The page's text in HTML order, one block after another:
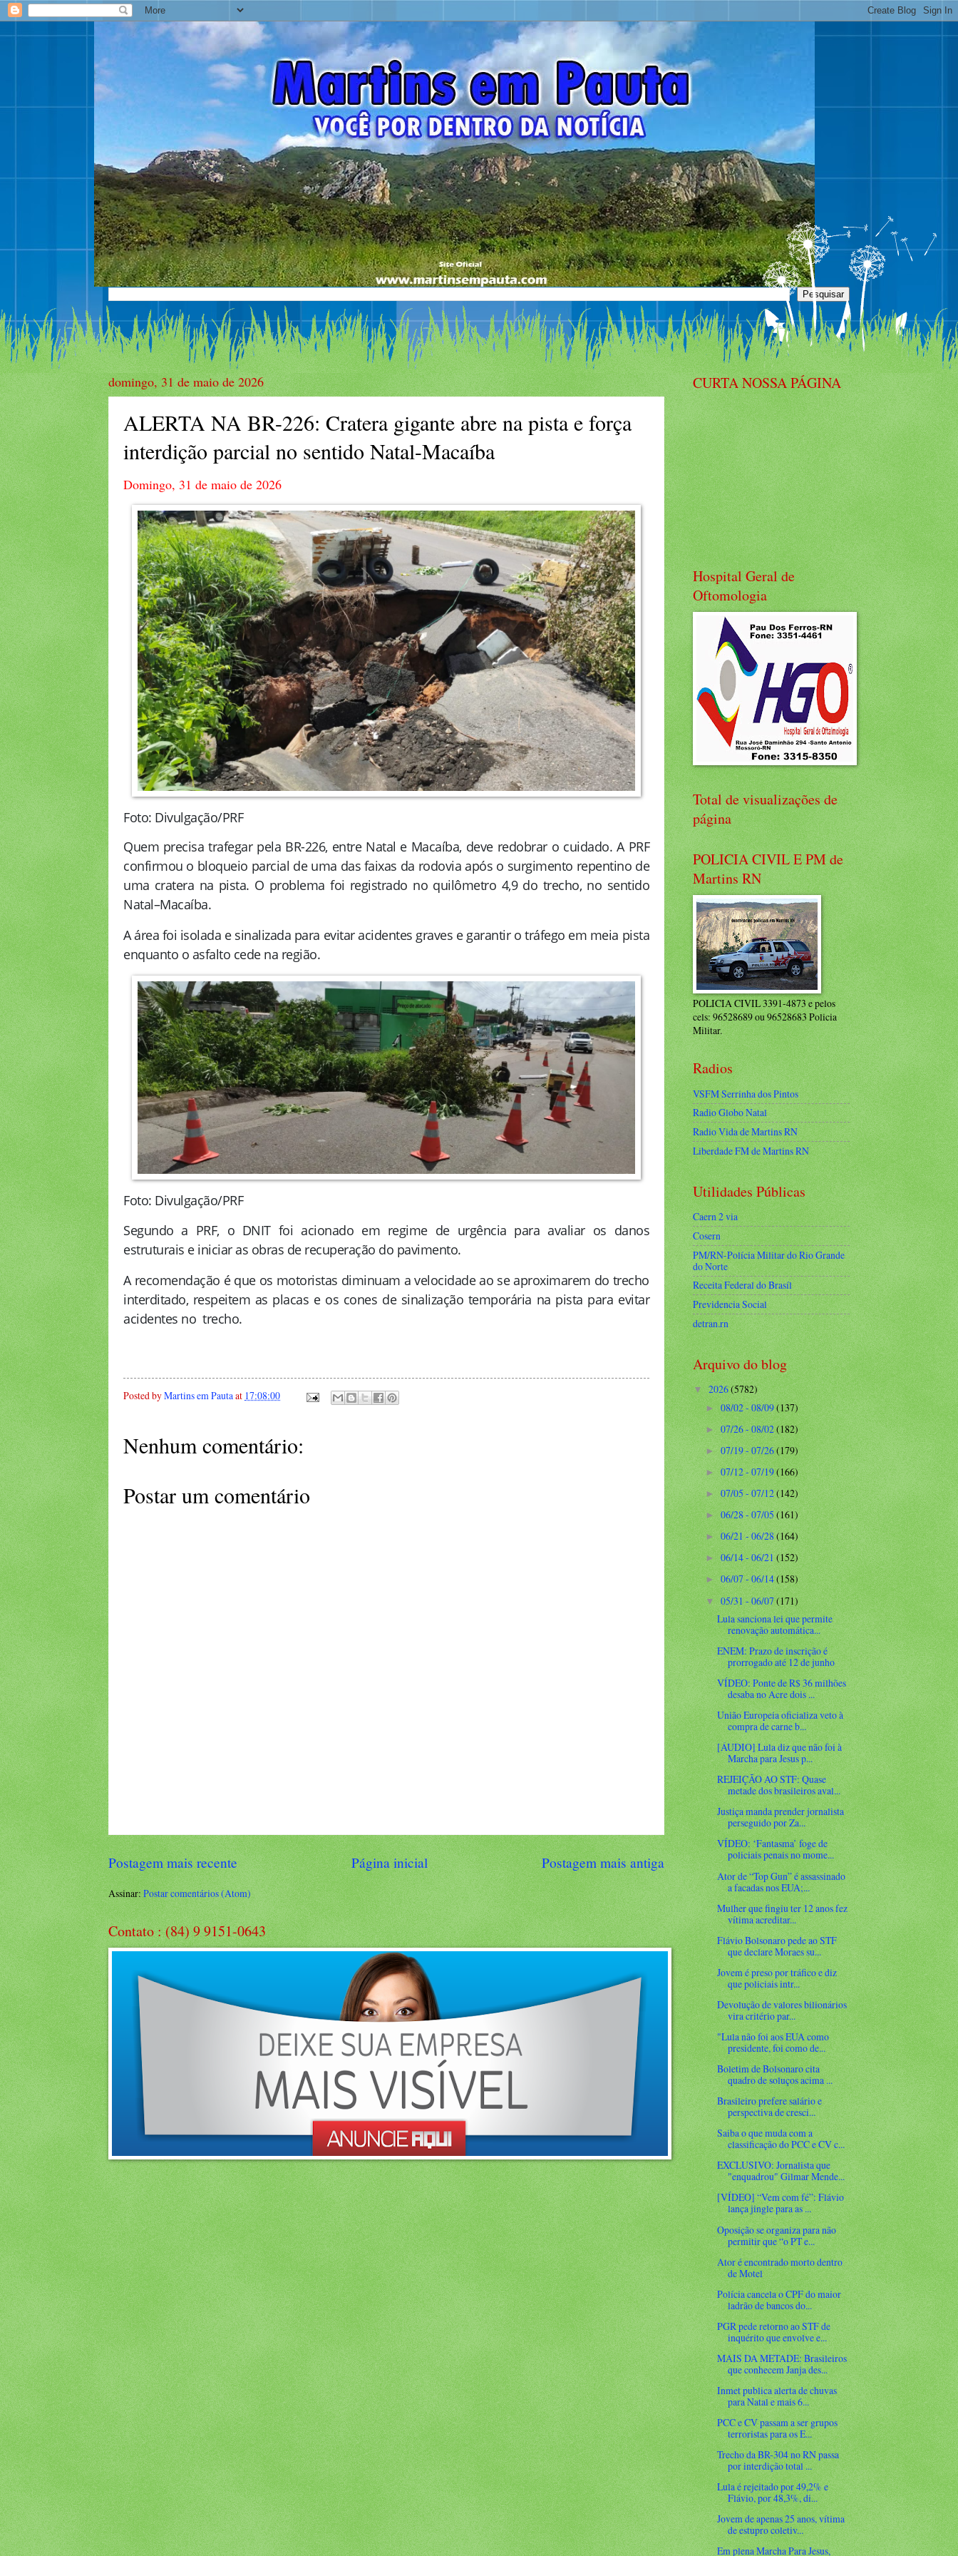
domingo, 31 de maio de 2026
ALERTA NA BR-226: Cratera gigante abre na pista e força
interdição parcial no sentido Natal-Macaíba
Domingo, 31 de maio de 2026
Foto: Divulgação/PRF
Quem precisa trafegar pela BR-226, entre Natal e Macaíba, deve redobrar o cuidado. A PRF
confirmou o bloqueio parcial de uma das faixas da rodovia após o surgimento repentino de
uma cratera na pista. O problema foi registrado no quilômetro 4,9 do trecho, no sentido
Natal–Macaíba.
A área foi isolada e sinalizada para evitar acidentes graves e garantir o tráfego em meia pista
enquanto o asfalto cede na região.
Foto: Divulgação/PRF
Segundo a PRF, o DNIT foi acionado em regime de urgência para avaliar os danos
estruturais e iniciar as obras de recuperação do pavimento.
A recomendação é que os motoristas diminuam a velocidade ao se aproximarem do trecho
interditado, respeitem as placas e os cones de sinalização temporária na pista para evitar
acidentes no trecho.
Posted byMartins em Pautaat 17:08:00
Nenhum comentário:
Postar um comentário
Postagem mais recente Postagem mais antiga
Página inicial
Assinar:Postar comentários (Atom)
Contato : (84) 9 9151-0643
CURTA NOSSA PÁGINA
Hospital Geral de
Oftomologia
Total de visualizações de
página
POLICIA CIVIL E PM de
Martins RN
POLICIA CIVIL 3391-4873 e pelos
cels: 96528689 ou 96528683 Policia
Militar.
Radios
VSFM Serrinha dos Pintos
Radio Globo Natal
Radio Vida de Martins RN
Liberdade FM de Martins RN
Utilidades Públicas
Caern 2 via
Cosern
PM/RN-Polícia Militar do Rio Grande
do Norte
Receita Federal do Brasíl
Previdencia Social
detran.rn
Arquivo do blog
▼ 2026(5782)
►08/02 - 08/09(137)
►07/26 - 08/02(182)
►07/19 - 07/26(179)
►07/12 - 07/19(166)
►07/05 - 07/12(142)
►06/28 - 07/05(161)
►06/21 - 06/28(164)
►06/14 - 06/21(152)
►06/07 - 06/14(158)
▼05/31 - 06/07(171)
Lula sanciona lei que permite
renovação automática...
ENEM: Prazo de inscrição é
prorrogado até 12 de junho
VÍDEO: Ponte de R$ 36 milhões
desaba no Acre dois ...
União Europeia oficializa veto à
compra de carne b...
[ÁUDIO] Lula diz que não foi à
Marcha para Jesus p...
REJEIÇÃO AO STF: Quase
metade dos brasileiros aval...
Justiça manda prender jornalista
perseguido por Za...
VÍDEO: ‘Fantasma’ foge de
policiais penais no mome...
Ator de “Top Gun” é assassinado
a facadas nos EUA;...
Mulher que fingiu ter 12 anos fez
vítima acreditar...
Flávio Bolsonaro pede ao STF
que declare Moraes su...
Jovem é preso por tráfico e diz
que policiais intr...
Devolução de valores bilionários
vira critério par...
"Lula não foi aos EUA como
presidente, foi como de...
Boletim de Bolsonaro cita
quadro de soluços acima ...
Brasileiro prefere salário e
perspectiva de cresci...
Saiba o que muda com a
classificação do PCC e CV c...
EXCLUSIVO: Jornalista que
"enquadrou" Gilmar Mende...
[VÍDEO] “Vem com fé”: Flávio
lança jingle para as ...
Oposição se organiza para não
permitir que “o PT e...
Ator é encontrado morto dentro
de Motel
Polícia cancela o CPF do maior
ladrão de bancos do...
PGR pede retorno ao STF de
inquérito que envolve e...
MAIS DA METADE: Brasileiros
que conhecem Janja des...
Inmet publica alerta de chuvas
para Natal e mais 6...
PCC e CV passam a ser grupos
terroristas para os E...
Trecho da BR-304 no RN passa
por interdição total ...
Lula é rejeitado por 49,2% e
Flávio, por 48,3%, di...
Jovem de apenas 25 anos, vítima
de estupro coletiv...
Em plena Marcha Para Jesus,